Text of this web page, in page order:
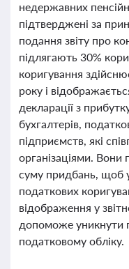
недержавних
підтверджені за
подання звіту про
підлягають 30%
коригування
року і
декларації з
бухгалтерів,
підприємств, які
організаціями.
суму придбань, щоб
податкових
відображення у
допоможе уникнути
податковому обліку.